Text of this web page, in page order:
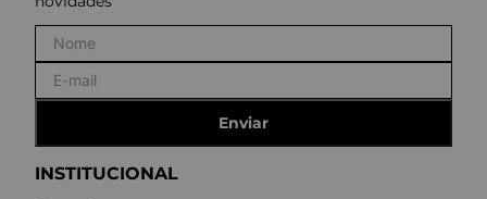
INSTITUCIONAL
Enviar